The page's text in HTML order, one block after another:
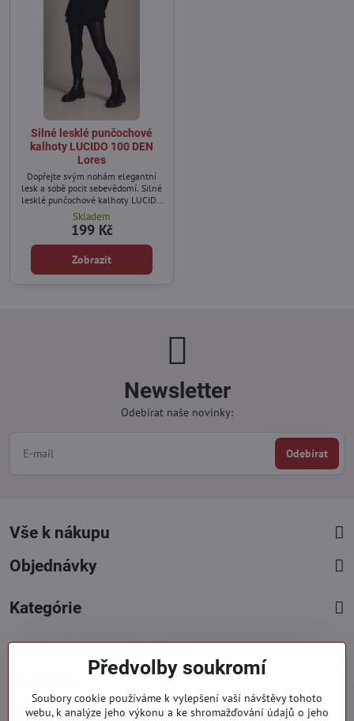
Silné lesklé punčochové
kalhoty LUCIDO 100 DEN
Lores
Dopřejte svým nohám elegantní
lesk a sobě pocit sebevědomí. Silné
lesklé punčochové kalhoty LUCIDO
100 DEN od značky Lores jsou
stvořené pro ženy, které chtějí
vypadat stylově i během
chladnějších dnů. Jemně lesklý
povrch nádherně odráží světlo,
opticky zeštíhluje nohy a dodává
Skladem
199 Kč
Zobrazit
Newsletter
Odebírat naše novinky:
Odebírat
Vše k nákupu
Objednávky
Kategórie
+421 919 060 751
Předvolby soukromí
Soubory cookie používáme k vylepšení vaší návštěvy tohoto
webu, k analýze jeho výkonu a ke shromažďování údajů o jeho